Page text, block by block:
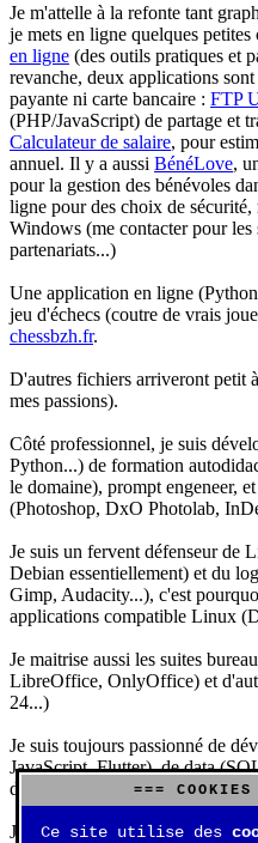
Je m'attelle à la refonte tant
je mets en ligne quelques petites
en ligne (des outils pratiques et
revanche, deux applications sont
payante ni carte bancaire : FTP
(PHP/JavaScript) de partage et
Calculateur de salaire, pour
annuel. Il y a aussi BénéLove,
pour la gestion des bénévoles
ligne pour des choix de
Windows (me contacter pour
partenariats...)
Une application en ligne
jeu d'échecs (coutre de vrais
chessbzh.fr.
D'autres fichiers arriveront petit
mes passions).
Côté professionnel, je suis
Python...) de formation
le domaine), prompt engeneer,
(Photoshop, DxO Photolab,
Je suis un fervent défenseur de
Debian essentiellement) et du
Gimp, Audacity...), c'est
applications compatible Linux
Je maitrise aussi les suites
LibreOffice, OnlyOffice) et
24...)
Je suis toujours passionné de
JavaScript, Flutter), de data
d'IA (principalement Claude et
J'aime jouer, surtout aux jeux de
===
Ce site utilise des